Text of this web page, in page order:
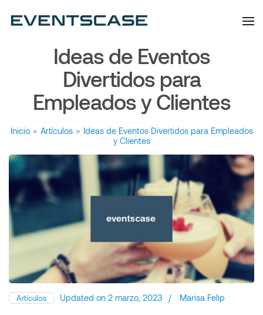
Ideas de Eventos
Divertidos para
Empleados y Clientes
Inicio > Artículos > Ideas de Eventos Divertidos para Empleados
y Clientes
Artículos Updated on 2 marzo, 2023 / Marisa Felip